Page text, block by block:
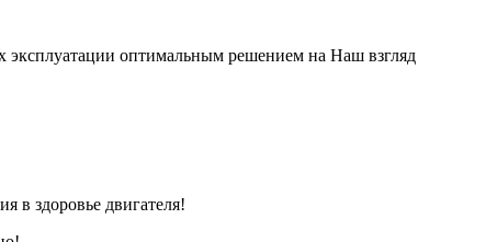
эксплуатации оптимальным решением на Наш взгляд
в здоровье двигателя!